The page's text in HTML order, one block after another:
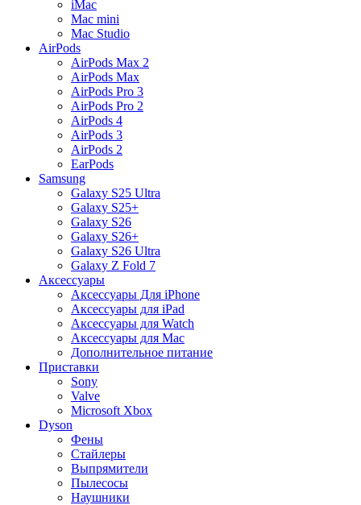
iMac
Mac mini
Mac Studio
AirPods
AirPods Max 2
AirPods Max
AirPods Pro 3
AirPods Pro 2
AirPods 4
AirPods 3
AirPods 2
EarPods
Samsung
Galaxy S25 Ultra
Galaxy S25+
Galaxy S26
Galaxy S26+
Galaxy S26 Ultra
Galaxy Z Fold 7
Аксессуары
Аксессуары Для iPhone
Аксессуары для iPad
Аксессуары для Watch
Аксессуары для Mac
Дополнительное питание
Приставки
Sony
Valve
Microsoft Xbox
Dyson
Фены
Стайлеры
Выпрямители
Пылесосы
Наушники